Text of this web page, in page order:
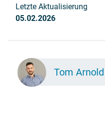
Letzte Aktualisierung
05.02.2026
Tom Arnold